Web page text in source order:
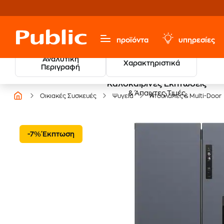
προϊόντα υπηρεσίες
Αναλυτική
Περιγραφή
Χαρακτηριστικά
Καλοκαιρινές Εκπτώσεις
& Άπαιχτες Τιμές
Οικιακές Συσκευές Ψυγεία Ντουλάπες & Multi-Door
-7% Έκπτωση